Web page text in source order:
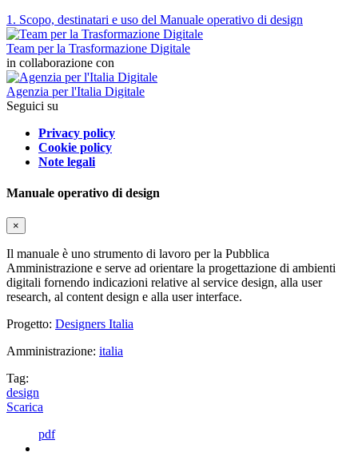
1. Scopo, destinatari e uso del Manuale operativo di design
Team per la Trasformazione Digitale
in collaborazione con
Agenzia per l'Italia Digitale
Seguici su
Privacy policy
Cookie policy
Note legali
Manuale operativo di design
×
Il manuale è uno strumento di lavoro per la Pubblica
Amministrazione e serve ad orientare la progettazione di ambienti
digitali fornendo indicazioni relative al service design, alla user
research, al content design e alla user interface.
Progetto: Designers Italia
Amministrazione: italia
Tag:
design
Scarica
pdf